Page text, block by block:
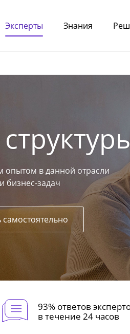
Эксперты Знания
опытом в данной отрасли
бизнес-задач
93% ответов
в течение 24 часов